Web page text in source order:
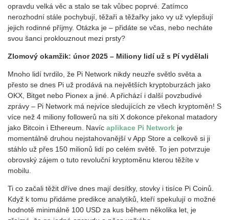
opravdu velká věc a stalo se tak vůbec poprvé. Zatímco
nerozhodní stále pochybují, těžaři a těžařky jako vy už vylepšují
jejich rodinné příjmy. Otázka je – přidáte se včas, nebo necháte
svou šanci proklouznout mezi prsty?
Zlomový okamžik: únor 2025 – Miliony lidíuž s Pí vydělali
Mnoho lidí tvrdilo, že Pi Network nikdy neuzře světlo světa a
přesto se dnes Pi už prodává na největších kryptoburzách jako
OKX, Bitget nebo Pionex a jiné. A přichází i další povzbudivé
zprávy – Pi Network má nejvíce sledujících ze všech kryptoměn! S
více než 4 miliony followerů na síti X dokonce překonal matadory
jako Bitcoin i Ethereum. Navíc aplikace Pi Network je
momentálně druhou nejstahovanější v App Store a celkově si ji
stáhlo už přes 150 milionů lidí po celém světě. To jen potvrzuje
obrovský zájem o tuto revoluční kryptoměnu kterou těžíte v
mobilu.
Ti co začali těžit dříve dnes mají desítky, stovky i tisíce Pi Coinů.
Když k tomu přidáme predikce analytiků, kteří spekulují o možné
hodnotě minimálně 100 USD za kus během několika let, je